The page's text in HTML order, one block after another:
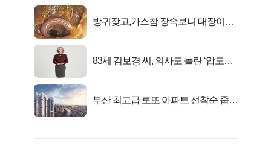
방귀잦고,가스참 장속보니 대장이아
83세 김보경 씨, 의사도 놀란 ‘압도적
부산 최고급 로또 아파트 선착순 줍줍